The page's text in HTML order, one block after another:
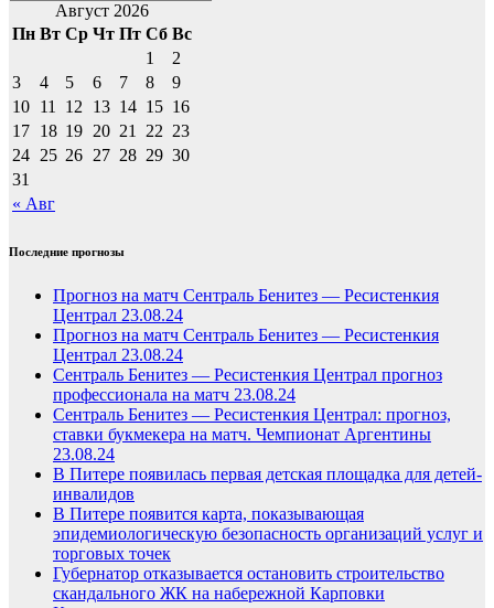
Август 2026
Пн Вт Ср Чт Пт Сб Вс
« Авг
1
2
3
4 5 6 7 8
9
10 11 12 13 14 15 16
17 18 19 20 21 22 23
24 25 26 27 28 29 30
31
Последние прогнозы
Прогноз на матч Сентраль Бенитез — Ресистенкия
Централ 23.08.24
Прогноз на матч Сентраль Бенитез — Ресистенкия
Централ 23.08.24
Сентраль Бенитез — Ресистенкия Централ прогноз
профессионала на матч 23.08.24
Сентраль Бенитез — Ресистенкия Централ: прогноз,
ставки букмекера на матч. Чемпионат Аргентины
23.08.24
В Питере появилась первая детская площадка для детей-
инвалидов
В Питере появится карта, показывающая
эпидемиологическую безопасность организаций услуг и
торговых точек
Губернатор отказывается остановить строительство
скандального ЖК на набережной Карповки